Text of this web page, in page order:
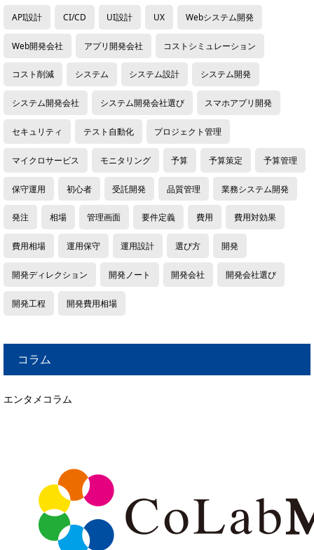
API設計 CI/CD UI設計 UX Webシステム開発
Web開発会社 アプリ開発会社 コストシミュレーション
コスト削減 システム システム設計 システム開発
システム開発会社 システム開発会社選び スマホアプリ開発
セキュリティ テスト自動化 プロジェクト管理
マイクロサービス モニタリング 予算 予算策定 予算管理
保守運用 初心者 受託開発 品質管理 業務システム開発
発注 相場 管理画面 要件定義 費用 費用対効果
費用相場 運用保守 運用設計 選び方 開発
開発ディレクション 開発ノート 開発会社 開発会社選び
開発工程 開発費用相場
コラム
エンタメコラム